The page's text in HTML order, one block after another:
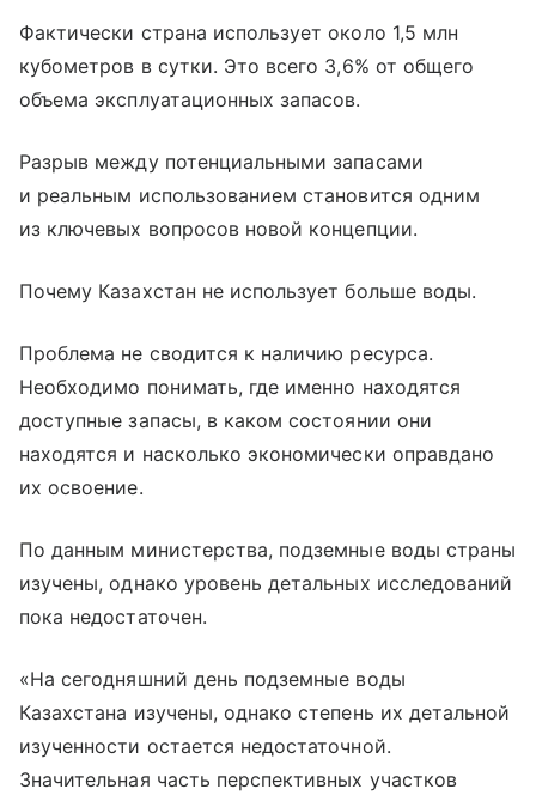
Фактически страна использует около 1,5 млн
кубометров в сутки. Это всего 3,6% от общего
объема эксплуатационных запасов.
Разрыв между потенциальными запасами
и реальным использованием становится одним
из ключевых вопросов новой концепции.
Почему Казахстан не использует больше воды.
Проблема не сводится к наличию ресурса.
Необходимо понимать, где именно находятся
доступные запасы, в каком состоянии они
находятся и насколько экономически оправдано
их освоение.
По данным министерства, подземные воды страны
изучены, однако уровень детальных исследований
пока недостаточен.
«На сегодняшний день подземные воды
Казахстана изучены, однако степень их детальной
изученности остается недостаточной.
Значительная часть перспективных участков